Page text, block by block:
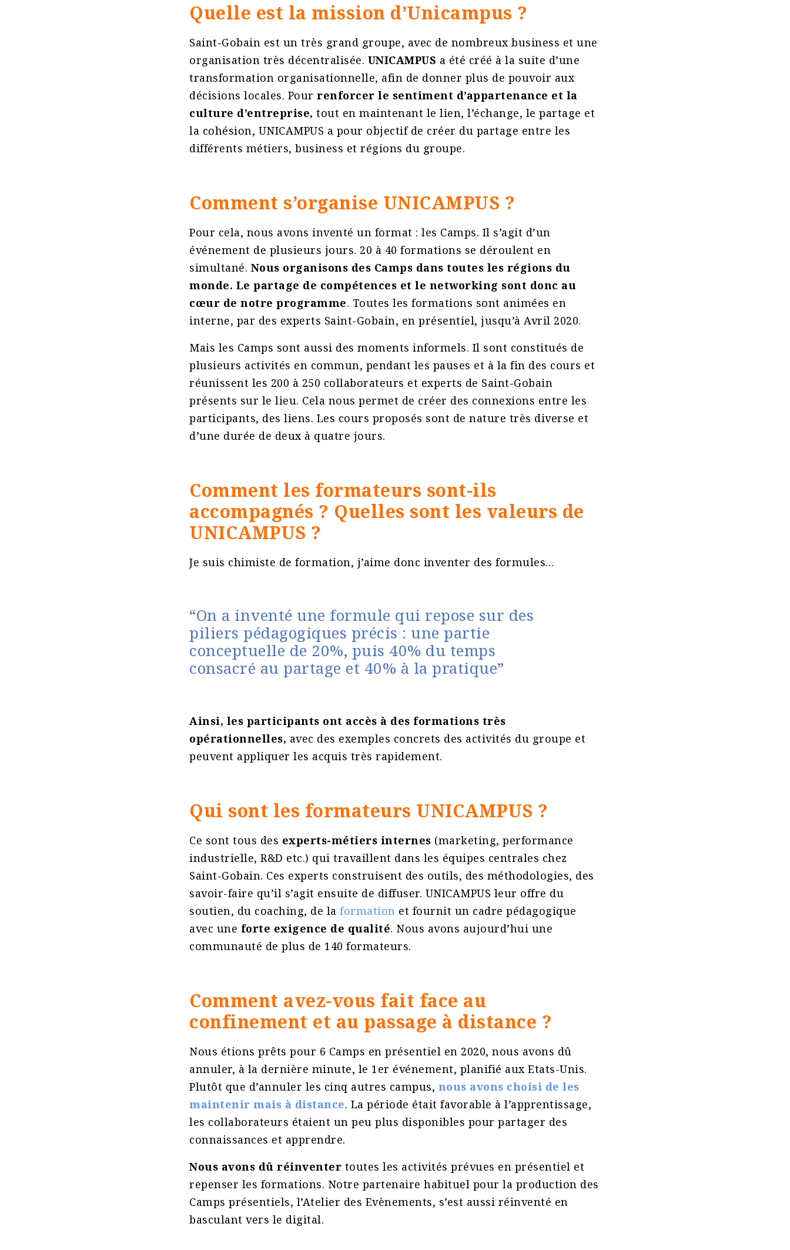
Quelle est la mission d’Unicampus ?
Saint-Gobain est un très grand groupe, avec de nombreux business et une
organisation très décentralisée. UNICAMPUS a été créé à la suite d’une
transformation organisationnelle, afin de donner plus de pouvoir aux
décisions locales. Pour renforcer le sentiment d’appartenance et la
culture d’entreprise, tout en maintenant le lien, l’échange, le partage et
la cohésion, UNICAMPUS a pour objectif de créer du partage entre les
différents métiers, business et régions du groupe.
Comment s’organise UNICAMPUS ?
Pour cela, nous avons inventé un format : les Camps. Il s’agit d’un
événement de plusieurs jours. 20 à 40 formations se déroulent en
simultané. Nous organisons des Camps dans toutes les régions du
monde. Le partage de compétences et le networking sont donc au
cœur de notre programme. Toutes les formations sont animées en
interne, par des experts Saint-Gobain, en présentiel, jusqu’à Avril 2020.
Mais les Camps sont aussi des moments informels. Il sont constitués de
plusieurs activités en commun, pendant les pauses et à la fin des cours et
réunissent les 200 à 250 collaborateurs et experts de Saint-Gobain
présents sur le lieu. Cela nous permet de créer des connexions entre les
participants, des liens. Les cours proposés sont de nature très diverse et
d’une durée de deux à quatre jours.
Comment les formateurs sont-ils
accompagnés ? Quelles sont les valeurs de
UNICAMPUS ?
Je suis chimiste de formation, j’aime donc inventer des formules…
“On a inventé une formule qui repose sur des
piliers pédagogiques précis : une partie
conceptuelle de 20%, puis 40% du temps
consacré au partage et 40% à la pratique”
Ainsi, les participants ont accès à des formations très
opérationnelles, avec des exemples concrets des activités du groupe et
peuvent appliquer les acquis très rapidement.
Qui sont les formateurs UNICAMPUS ?
Ce sont tous des experts-métiers internes (marketing, performance
industrielle, R&D etc.) qui travaillent dans les équipes centrales chez
Saint-Gobain. Ces experts construisent des outils, des méthodologies, des
savoir-faire qu’il s’agit ensuite de diffuser. UNICAMPUS leur offre du
soutien, du coaching, de la formation et fournit un cadre pédagogique
avec une forte exigence de qualité. Nous avons aujourd’hui une
communauté de plus de 140 formateurs.
Comment avez-vous fait face au
confinement et au passage à distance ?
Nous étions prêts pour 6 Camps en présentiel en 2020, nous avons dû
annuler, à la dernière minute, le 1er événement, planifié aux Etats-Unis.
Plutôt que d’annuler les cinq autres campus, nous avons choisi de les
maintenir mais à distance. La période était favorable à l’apprentissage,
les collaborateurs étaient un peu plus disponibles pour partager des
connaissances et apprendre.
Nous avons dû réinventer toutes les activités prévues en présentiel et
repenser les formations. Notre partenaire habituel pour la production des
Camps présentiels, l’Atelier des Evènements, s’est aussi réinventé en
basculant vers le digital.